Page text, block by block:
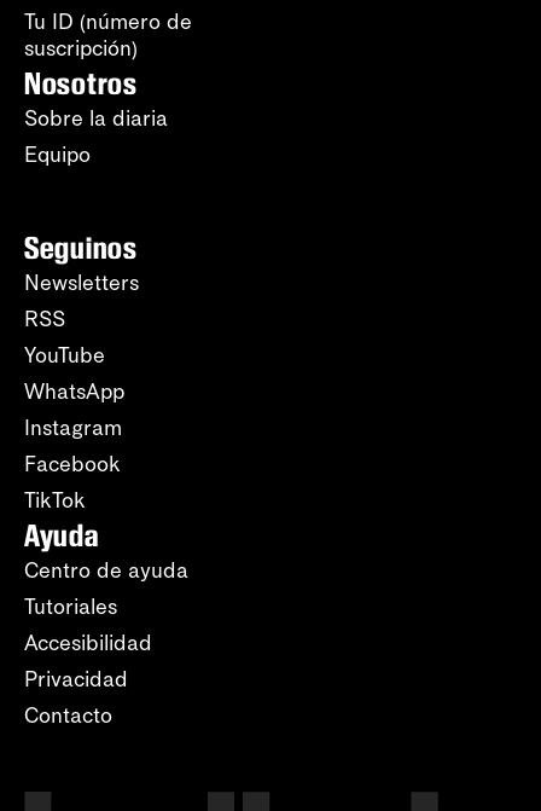
Tu ID (número de
suscripción)
Nosotros
Sobre la diaria
Equipo
Seguinos
Newsletters
RSS
YouTube
WhatsApp
Instagram
Facebook
TikTok
Ayuda
Centro de ayuda
Tutoriales
Accesibilidad
Privacidad
Contacto